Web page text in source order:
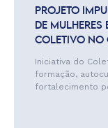
PROJETO
DE MULHERES
COLETIVO NO
Iniciativa do
formação,
fortalecimento